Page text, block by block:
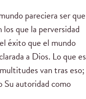
pareciera ser que
que la perversidad
éxito que el mundo
a Dios. Lo que es
van tras eso;
Su autoridad como